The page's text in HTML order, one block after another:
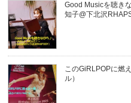
Good Musicを聴き
知子@下北沢
このGiRLPOPに燃
ル）